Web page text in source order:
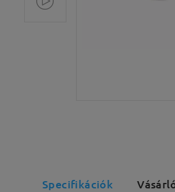
Specifikációk